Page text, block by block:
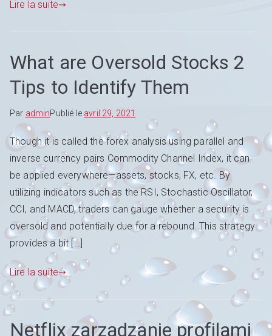
Lire la suite
What are Oversold Stocks 2
Tips to Identify Them
Par adminPublié le avril 29, 2021
Though it is called the forex analysis using parallel and
inverse currency pairs Commodity Channel Index, it can
be applied everywhere—assets, stocks, FX, etc. By
utilizing indicators such as the RSI, Stochastic Oscillator,
CCI, and MACD, traders can gauge whether a security is
oversold and potentially due for a rebound. This strategy
provides a bit […]
Lire la suite
Netflix zarządzanie profilami